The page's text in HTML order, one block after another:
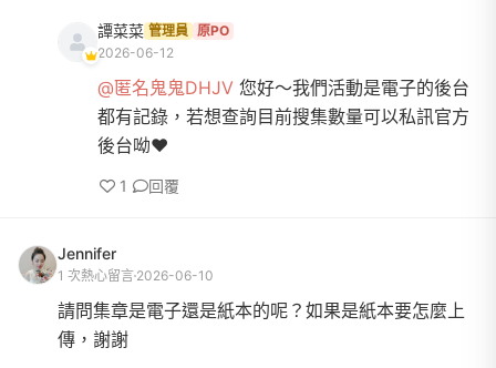
譚菜菜 管理員
原PO
2026-06-12
@匿名鬼鬼DHJV 您好～我們活動是電子的後台
都有記錄，若想查詢目前搜集數量可以私訊官方
後台呦❤️
1 回覆
Jennifer
1 次熱心留言 2026-06-10
請問集章是電子還是紙本的呢？如果是紙本要怎麼上
傳，謝謝